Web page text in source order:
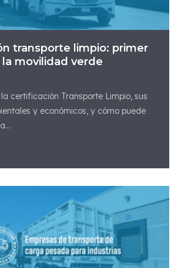
transporte limpio: primer
la movilidad verde
certificación Transporte Limpio, sus
y económicos, y cómo puede